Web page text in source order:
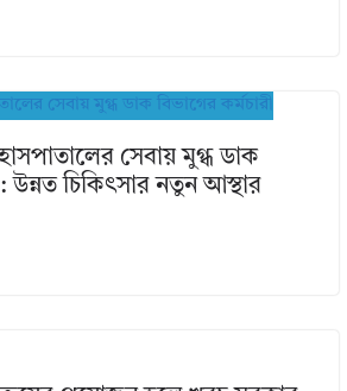
সেবায় মুগ্ধ ডাক
উন্নত চিকিৎসার নতুন আস্থার